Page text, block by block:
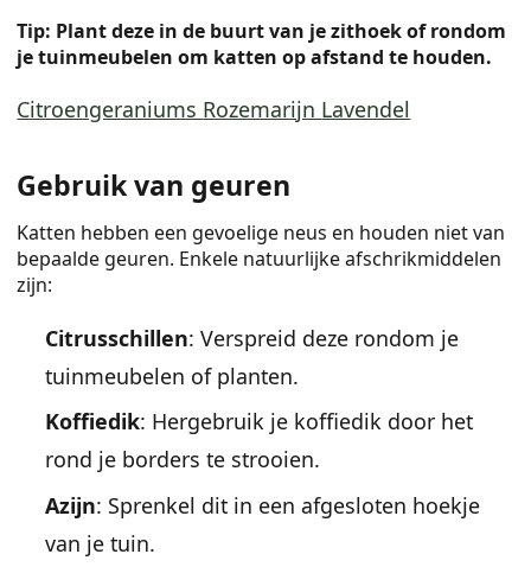
Tip: Plant deze in de buurt van je zithoek of rondom
je tuinmeubelen om katten op afstand te houden.
Citroengeraniums Rozemarijn Lavendel
Gebruik van geuren
Katten hebben een gevoelige neus en houden niet van
bepaalde geuren. Enkele natuurlijke afschrikmiddelen
zijn:
Citrusschillen: Verspreid deze rondom je
tuinmeubelen of planten.
Koffiedik: Hergebruik je koffiedik door het
rond je borders te strooien.
Azijn: Sprenkel dit in een afgesloten hoekje
van je tuin.